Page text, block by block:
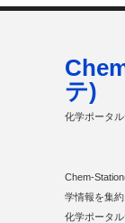
テ)
化学ポータル
Chem-
学情報を集
化学ポータ